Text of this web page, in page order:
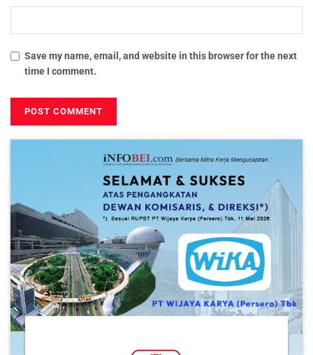
Save my name, email, and website in this browser for the next
time I comment.